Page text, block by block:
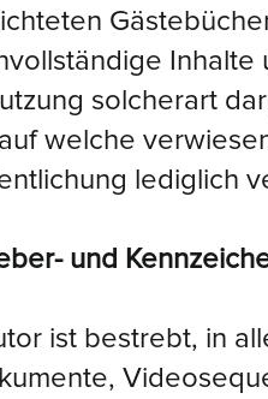
Inhalte
solcherart
welche
lediglich
und
ist bestrebt, in